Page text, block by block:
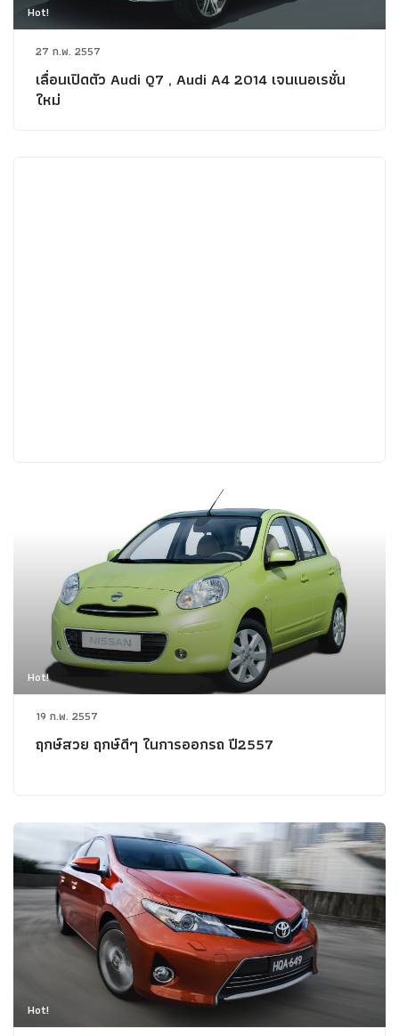
Hot!
27 ก.พ. 2557
เลื่อนเปิดตัว Audi Q7 , Audi A4 2014 เจนเนอเรชั่น
ใหม่
Hot!
19 ก.พ. 2557
ฤกษ์สวย ฤกษ์ดีๆ ในการออกรถ ปี2557
Hot!